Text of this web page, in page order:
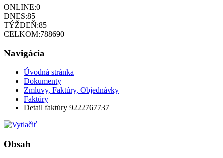
ONLINE:0
DNES:85
TÝŽDEŇ:85
CELKOM:788690
Navigácia
Úvodná stránka
Dokumenty
Zmluvy, Faktúry, Objednávky
Faktúry
Detail faktúry 9222767737
Obsah